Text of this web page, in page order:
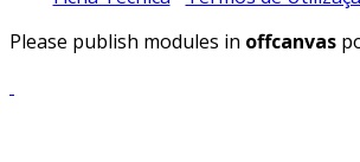
Please publish modules in offcanvas